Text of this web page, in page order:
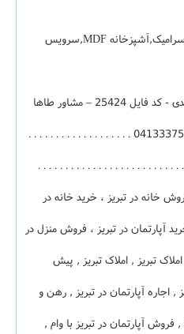
پارکینگ, کفپوش سرامیک,آشپزخانه MDF,سرویس
4 طبقه تک واحدی - کد فایل 25424 – مشاور طاها
09142325600 - تلفن دفتر 04133375005 . . . . . . . . . . . . . . . . . . .
. . . . . . . . . . . . . . . . . . . . . . . . .
خانه در تبریز ، خرید خانه در
آپارتمان در تبریز ، فروش منزل در
تبریز , املاک تبریز , پیش
اجاره آپارتمان در تبریز , رهن و
, فروش آپارتمان در تبریز با وام ,